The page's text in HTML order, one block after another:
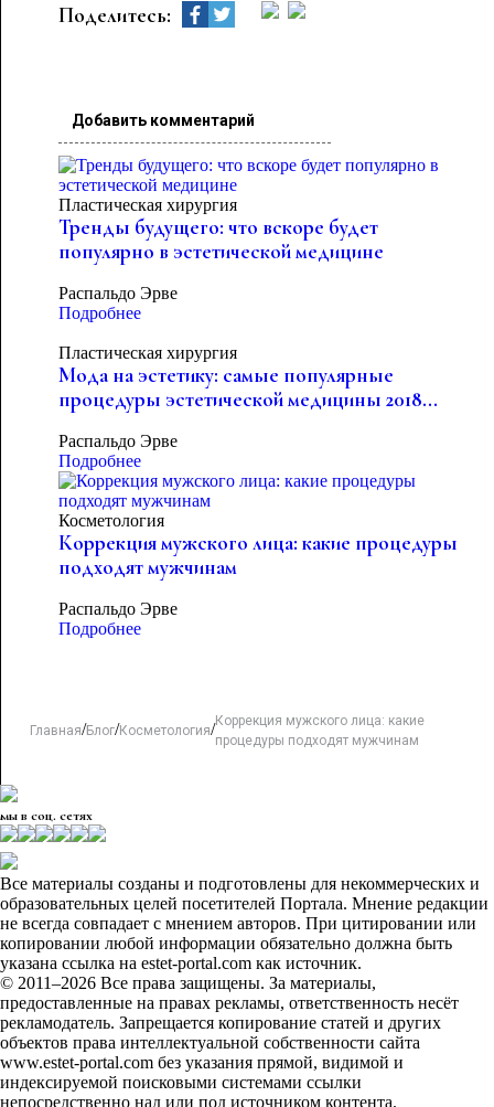
Поделитесь:
Добавить комментарий
Пластическая хирургия
Тренды будущего: что вскоре будет
популярно в эстетической медицине
Распальдо Эрве
Подробнее
Пластическая хирургия
Мода на эстетику: самые популярные
процедуры эстетической медицины 2018...
Распальдо Эрве
Подробнее
Косметология
Коррекция мужского лица: какие процедуры
подходят мужчинам
Распальдо Эрве
Подробнее
Главная/Блог/Косметология/Коррекция мужского лица: какие
процедуры подходят мужчинам
мы в соц. сетях
Все материалы созданы и подготовлены для некоммерческих и
образовательных целей посетителей Портала. Мнение редакции
не всегда совпадает с мнением авторов. При цитировании или
копировании любой информации обязательно должна быть
указана ссылка на estet-portal.com как источник.
© 2011–2026 Все права защищены. За материалы,
предоставленные на правах рекламы, ответственность несёт
рекламодатель. Запрещается копирование статей и других
объектов права интеллектуальной собственности сайта
www.estet-portal.com без указания прямой, видимой и
индексируемой поисковыми системами ссылки
непосредственно над или под источником контента.